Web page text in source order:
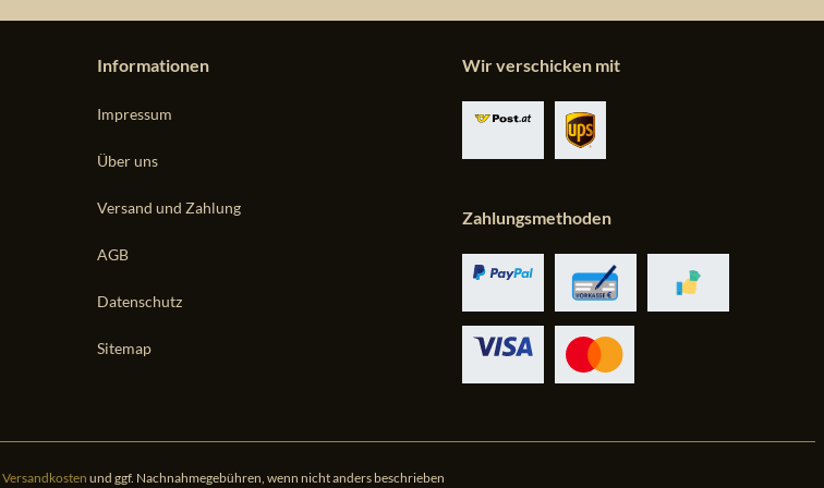
Informationen
Impressum
Über uns
Versand und Zahlung
AGB
Datenschutz
Sitemap
Wir verschicken mit
Zahlungsmethoden
Versandkosten und ggf. Nachnahmegebühren, wenn nicht anders beschrieben